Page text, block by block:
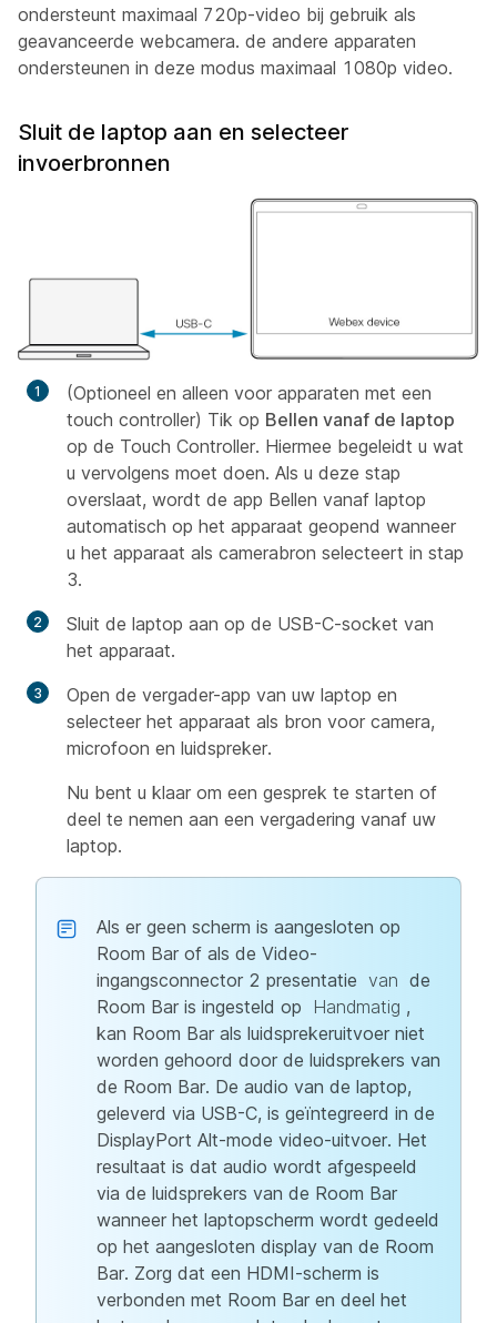
ondersteunt maximaal 720p-video bij gebruik als
geavanceerde webcamera. de andere apparaten
ondersteunen in deze modus maximaal 1080p video.
Sluit de laptop aan en selecteer
invoerbronnen
(Optioneel en alleen voor apparaten met een
touch controller) Tik op Bellen vanaf de laptop
op de Touch Controller. Hiermee begeleidt u wat
u vervolgens moet doen. Als u deze stap
overslaat, wordt de app Bellen vanaf laptop
automatisch op het apparaat geopend wanneer
u het apparaat als camerabron selecteert in stap
3.
Sluit de laptop aan op de USB-C-socket van
het apparaat.
Open de vergader-app van uw laptop en
selecteer het apparaat als bron voor camera,
microfoon en luidspreker.
Nu bent u klaar om een gesprek te starten of
deel te nemen aan een vergadering vanaf uw
laptop.
Als er geen scherm is aangesloten op
Room Bar of als de Video-
ingangsconnector 2 presentatie van de
Room Bar is ingesteld op
Handmatig ,
kan Room Bar als luidsprekeruitvoer niet
worden gehoord door de luidsprekers van
de Room Bar. De audio van de laptop,
geleverd via USB-C, is geïntegreerd in de
DisplayPort Alt-mode video-uitvoer. Het
resultaat is dat audio wordt afgespeeld
via de luidsprekers van de Room Bar
wanneer het laptopscherm wordt gedeeld
op het aangesloten display van de Room
Bar. Zorg dat een HDMI-scherm is
verbonden met Room Bar en deel het